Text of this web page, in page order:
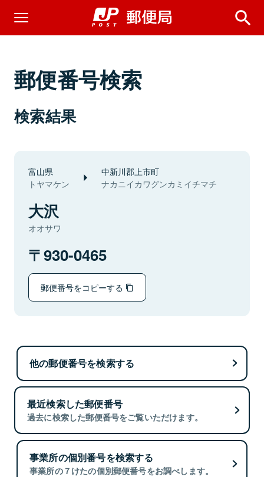
郵便番号検索
検索結果
富山県
トヤマケン
中新川郡上市町
ナカニイカワグンカミイチマチ
大沢
オオサワ
930-0465
郵便番号をコピーする
他の郵便番号を検索する
最近検索した郵便番号
過去に検索した郵便番号をご覧いただけます。
事業所の個別番号を検索する
事業所の７けたの個別郵便番号をお調べします。